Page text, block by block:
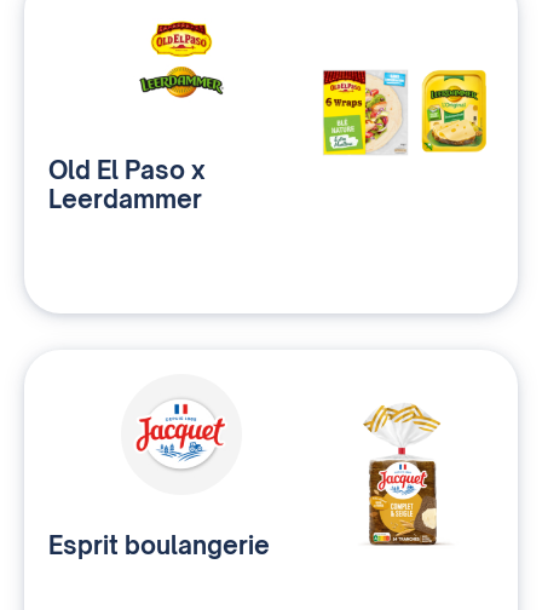
Old El Paso x
Leerdammer
Esprit boulangerie